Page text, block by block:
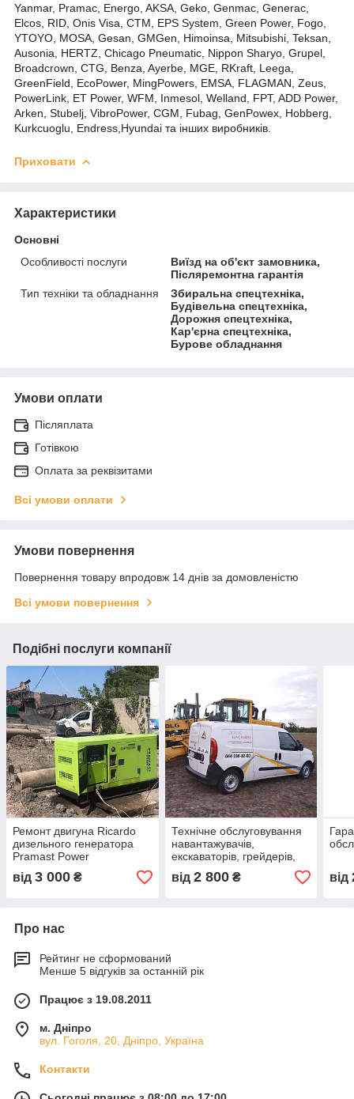
Yanmar, Pramac, Energo, AKSA, Geko, Genmac, Generac,
Elcos, RID, Onis Visa, CTM, EPS System, Green Power, Fogo,
YTOYO, MOSA, Gesan, GMGen, Himoinsa, Mitsubishi, Teksan,
Ausonia, HERTZ, Chicago Pneumatic, Nippon Sharyo, Grupel,
Broadcrown, CTG, Benza, Ayerbe, MGE, RKraft, Leega,
GreenField, EcoPower, MingPowers, EMSA, FLAGMAN, Zeus,
PowerLink, ET Power, WFM, Inmesol, Welland, FPT, ADD Power,
Arken, Stubelj, VibroPower, CGM, Fubag, GenPowex, Hobberg,
Kurkcuoglu, Endress,Hyundai та інших виробників.
Приховати
Характеристики
Основні
Особливості послуги
Виїзд на об'єкт замовника,
Післяремонтна гарантія
Тип техніки та обладнання
Збиральна спецтехніка,
Будівельна спецтехніка,
Дорожня спецтехніка,
Кар'єрна спецтехніка,
Бурове обладнання
Умови оплати
Післяплата
Готівкою
Оплата за реквізитами
Всі умови оплати
Умови повернення
Повернення товару впродовж 14 днів за домовленістю
Всі умови повернення
Подібні послуги компанії
Ремонт двигуна Ricardo
дизельного генератора
Pramast Power
від 3 000 ₴
Технічне обслуговування
навантажувачів,
екскаваторів, грейдерів,
бульдозерів,самоскидів
від 2 800₴ від
Про нас
Рейтинг не сформований
Менше 5 відгуків за останній рік
Працює з 19.08.2011
м. Дніпро
вул. Гоголя, 20, Дніпро, Україна
Контакти